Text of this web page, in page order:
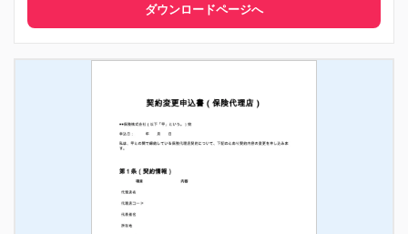
ダウンロードページへ